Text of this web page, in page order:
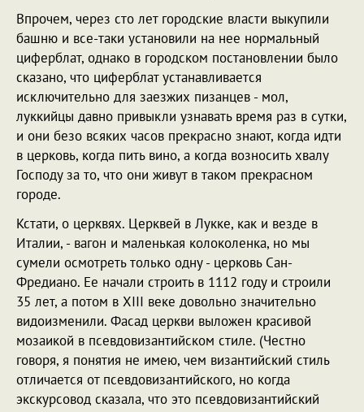
Впрочем, через сто лет городские власти выкупили
башню и все-таки установили на нее нормальный
циферблат, однако в городском постановлении было
сказано, что циферблат устанавливается
исключительно для заезжих пизанцев - мол,
луккийцы давно привыкли узнавать время раз в сутки,
и они безо всяких часов прекрасно знают, когда идти
в церковь, когда пить вино, а когда возносить хвалу
Господу за то, что они живут в таком прекрасном
городе.
Кстати, о церквях. Церквей в Лукке, как и везде в
Италии, - вагон и маленькая колоколенка, но мы
сумели осмотреть только одну - церковь Сан-
Фредиано. Ее начали строить в 1112 году и строили
35 лет, а потом в XIII веке довольно значительно
видоизменили. Фасад церкви выложен красивой
мозаикой в псевдовизантийском стиле. (Честно
говоря, я понятия не имею, чем византийский стиль
отличается от псевдовизантийского, но когда
экскурсовод сказала, что это псевдовизантийский